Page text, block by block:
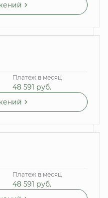
Платеж в месяц
48 591 руб.
Платеж в месяц
48 591 руб.